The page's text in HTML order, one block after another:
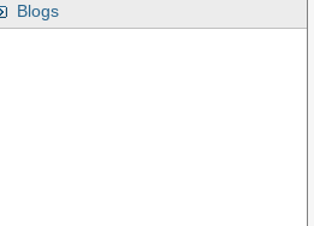
Blogs